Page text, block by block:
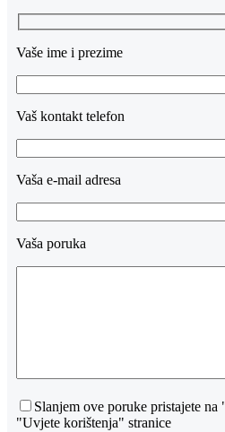
Vaše ime i prezime
Vaš kontakt telefon
Vaša e-mail adresa
Vaša poruka
Slanjem ove poruke pristajete
"Uvjete korištenja" stranice